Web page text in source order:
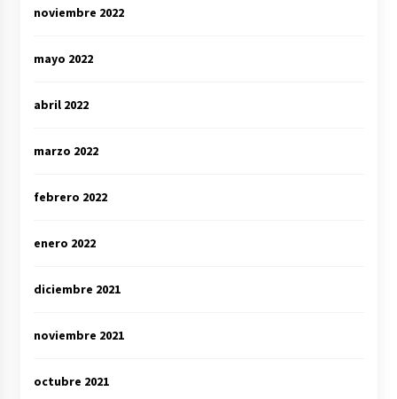
noviembre 2022
mayo 2022
abril 2022
marzo 2022
febrero 2022
enero 2022
diciembre 2021
noviembre 2021
octubre 2021